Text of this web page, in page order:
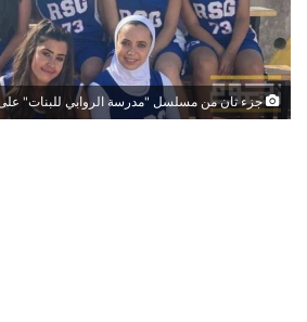
جزء ثان من مسلسل "مدرسة الروابي للبنات" على